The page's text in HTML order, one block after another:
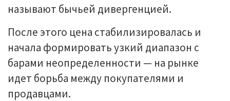
называют бычьей дивергенцией.
После этого цена стабилизировалась и
начала формировать узкий диапазон с
барами неопределенности — на рынке
идет борьба между покупателями и
продавцами.